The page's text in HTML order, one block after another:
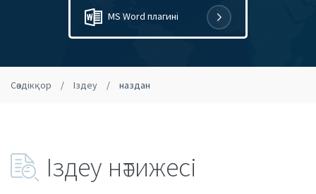
MS Word плагині
Сөздікқор Іздеу наздан
Іздеу нәтижесі